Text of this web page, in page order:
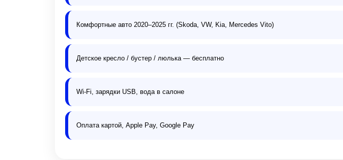
Комфортные авто 2020–2025 гг. (Skoda, VW, Kia, Mercedes Vito)
Детское кресло / бустер / люлька — бесплатно
Wi-Fi, зарядки USB, вода в салоне
Оплата картой, Apple Pay, Google Pay